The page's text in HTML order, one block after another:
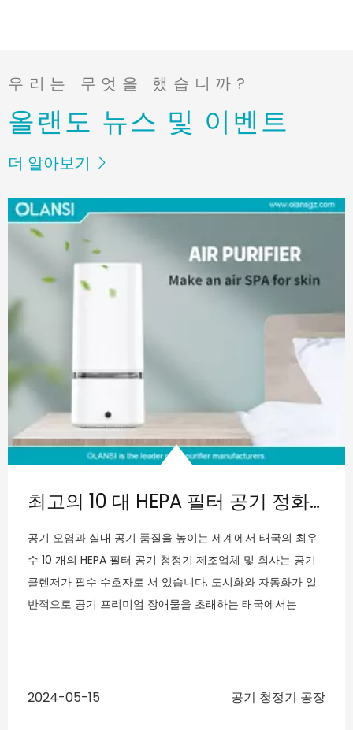
졸 방울의 확산을 줄이고 시험 중 강제의 호량 및 고혈압으로 인한
환경 오염을 줄일 수 있습니다. 에어로졸 확산을 방지하는 것은 전
염병의 확산을 줄이는 열쇠입니다.
일치가 아닙니다. 자외선은 공기 정화에서 종종 사용되는 3 종의
자외선 중 하나입니다. 적절하게 사용되면이 보이지 않는 빛은 어
떤 경우에는 박테리아, 금형 및 심지어 박테리아와 바이러스를 안
전하게 죽일 수 있습니다.
Olansi에는 금형 포자, 꽃가루, 먼지 및 냄새를 줄이기 위해 사용
할 수있는 업계 최고의 공기 청정기가 있습니다. 오른쪽 공기 청정
기를 선택하는 데 도움이 필요하면 즉시 저희에게 연락하십시오.
우리는 귀하의 특정 요구에 따라 올바른 제품을 선택하도록 도와
침실에서 비즈니스 사무실까지, 우리 모두는 모든 사람들에게 건
강한 공간을 만드는 올바른 공기 청정기를 가지고 있습니다!
olansi 공기 청정기의 효과
탄소 농도를 증가시키는 문제를 해결할 수 없습니다. 일부 모델은
정기는 간접 연기에 미치는 영향이 나쁘고 간접 연기의 해를 늦추
는 환기 능력이 매우 높고 필터 스크린의 소비 속도가 매우 빠릅니
다. 따라서 강한 배기 가스를 사용하는 것이 좋습니다. 팬에서 간접
연기를 추출하는 팬 (이것은 합리적인 반 흡연법이 실내에서 흡연
및 문과 창문에서 일정한 거리 내에 총 금지 금지가 필요합니다).